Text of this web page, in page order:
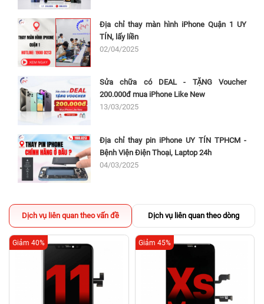
Màn hình iPhone 6s bị liệt cảm ứng, đây được xem là dấu hiệu dễ
nhận biết nhất.
Màn hình bị chảy mực, xuất hiện nhiều điểm chết.
Màn hình điện thoại của bạn có nhiều vết sọc, nhòe hoặc bị nhiễu
Nguyên nhân khiến iPhone 6s bị hư màn hình?
màn hình iPhone 6s bị hư màn hình và bạn có thể tham khảo một số
nguyên nhân thường gặp dưới đây:
iPhone 6s bị rơi rớt va đập làm cho màn hình bị hư hỏng.
Địa chỉ thay màn hình iPhone Quận 1 UY
TÍN, lấy liền
02/04/2025
Sửa chữa có DEAL - TẶNG Voucher
200.000đ mua iPhone Like New
13/03/2025
Địa chỉ thay pin iPhone UY TÍN TPHCM -
Bệnh Viện Điện Thoại, Laptop 24h
04/03/2025
Dịch vụ liên quan theo vấn đề Dịch vụ liên quan theo dòng
Giảm 40% Giảm 45%